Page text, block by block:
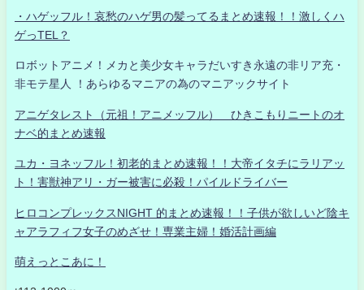
・ハゲッフル！哀愁のハゲ男の髪ってるまとめ速報！！激しくハ
ゲっTEL？
ロボットアニメ！メカと美少女キャラだいすき永遠の非リア充・
非モテ星人 ！あらゆるマニアの為のマニアックサイト
アニゲタレスト（元祖！アニメッフル） ひきこもりニートのオ
ナベ的まとめ速報
ユカ・ヨネッフル！初老的まとめ速報！！大帝イタチにラリアッ
ト！害獣神アリ・ガー被害に必殺！パイルドライバー
ヒロコンプレックスNIGHT 的まとめ速報！！子供が欲しいど陰キ
ャアラフィフ女子のめざせ！専業主婦！婚活計画編
萌えっとこあに！